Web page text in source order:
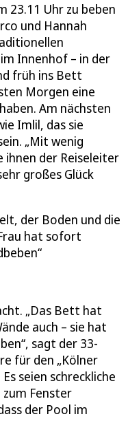
23.11 Uhr zu beben
und Hannah
Innenhof – in der
früh ins Bett
Morgen eine
Am nächsten
Imlil, das sie
„Mit wenig
ihnen der Reiseleiter
großes Glück
der Boden und die
hat sofort
„Das Bett hat
auch – sie hat
sagt der 33-
für den „Kölner
seien schreckliche
zum Fenster
der Pool im